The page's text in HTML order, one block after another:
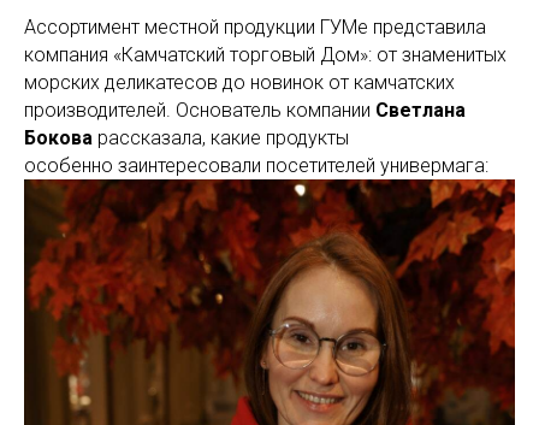
Ассортимент местной продукции ГУМе представила
компания «Камчатский торговый Дом»: от знаменитых
морских деликатесов до новинок от камчатских
производителей. Основатель компании Светлана
Бокова рассказала, какие продукты
особенно заинтересовали посетителей универмага: